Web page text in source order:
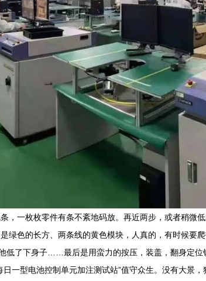
，一枚枚零件有条不紊地码放。再近两步，或者稍
绿色的长方、两条线的黄色模块，人真的，有时候要
低了下身子……最后是用蛮力的按压，装盖，翻身定
一型电池控制单元加注测试站”值守众生。没有大景